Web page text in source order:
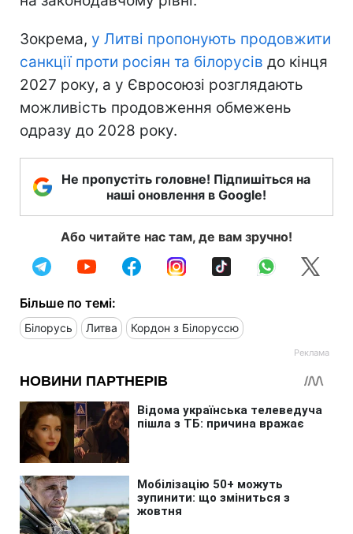
Зокрема, у Литві пропонують продовжити
санкції проти росіян та білорусів до кінця
2027 року, а у Євросоюзі розглядають
можливість продовження обмежень
одразу до 2028 року.
Не пропустіть головне! Підпишіться на
наші оновлення в Google!
Або читайте нас там, де вам зручно!
Більше по темі:
Білорусь Литва Кордон з Білоруссю